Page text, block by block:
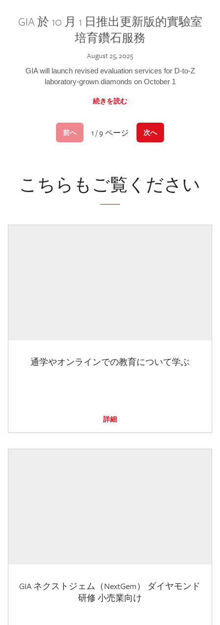
GIA 於 10 月 1 日推出更新版的實驗室
培育鑽石服務
August 25, 2025
GIA will launch revised evaluation services for D-to-Z
laboratory-grown diamonds on October 1
続きを読む
前へ 1 / 9 ページ 次へ
こちらもご覧ください
通学やオンラインでの教育について学ぶ
詳細
GIA ネクストジェム（NextGem） ダイヤモンド
研修 小売業向け